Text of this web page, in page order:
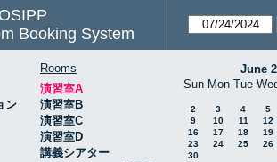
OSIPP
Booking System
ン
Rooms
演習室A
演習室B
演習室C
演習室D
講義シアター
June
Sun Mon Tue
2 3 4
5
9
10 11
12
16
17 18
19
23
24 25
26
30